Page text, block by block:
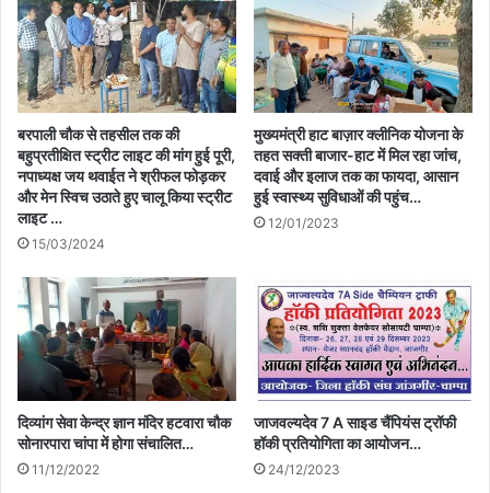
बरपाली चौक से तहसील तक की
बहुप्रतीक्षित स्ट्रीट लाइट की मांग हुई पूरी,
नपाध्यक्ष जय थवाईत ने श्रीफल फोड़कर
और मेन स्विच उठाते हुए चालू किया स्ट्रीट
लाइट …
15/03/2024
मुख्यमंत्री हाट बाज़ार क्लीनिक योजना के
तहत सक्ती बाजार-हाट में मिल रहा जांच,
दवाई और इलाज तक का फायदा, आसान
हुई स्वास्थ्य सुविधाओं की पहुंच…
12/01/2023
दिव्यांग सेवा केन्द्र ज्ञान मंदिर हटवारा चौक
सोनारपारा चांपा में होगा संचालित…
11/12/2022
जाजवल्यदेव 7 A साइड चैंपियंस ट्रॉफी
हॉकी प्रतियोगिता का आयोजन…
24/12/2023